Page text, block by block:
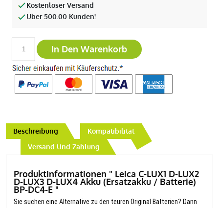
Kostenloser Versand
Über 500.00 Kunden!
In Den Warenkorb
Beschreibung
Kompatibilität
Versand Und Zahlung
Produktinformationen " Leica C-LUX1 D-LUX2
D-LUX3 D-LUX4 Akku (Ersatzakku / Batterie)
BP-DC4-E "
Sie suchen eine Alternative zu den teuren Original Batterien? Dann